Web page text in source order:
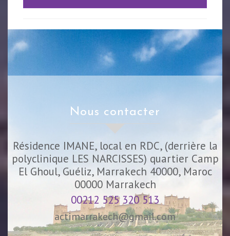
nous contacter
Résidence IMANE, local en RDC, (derrière la
polyclinique LES NARCISSES) quartier Camp
El Ghoul, Guéliz, Marrakech 40000, Maroc
00000 Marrakech
00212 525 320 513
actimarrakech@gmail.com